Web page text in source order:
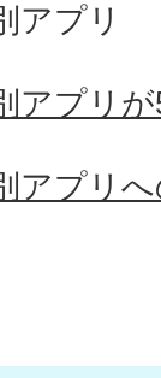
アプリ
アプリ
アプリ